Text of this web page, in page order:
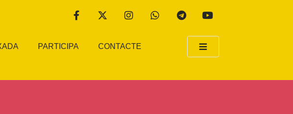
PARTICIPA CONTACTE